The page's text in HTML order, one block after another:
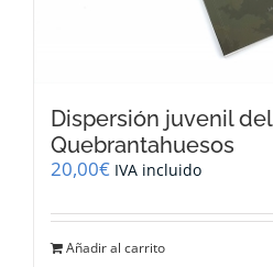
Dispersión juvenil del
Quebrantahuesos
20,00€ IVA incluido
Añadir al carrito